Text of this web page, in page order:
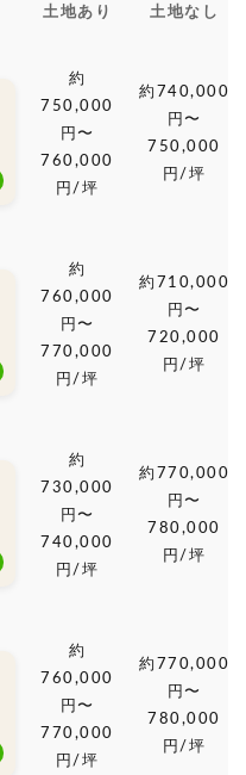
土地あり 土地なし
約
750,000
円〜
760,000
円/坪
約740,000
円〜
750,000
円/坪
約
760,000
円〜
770,000
円/坪
約710,000
円〜
720,000
円/坪
約
730,000
円〜
740,000
円/坪
約770,000
円〜
780,000
円/坪
約
760,000
円〜
770,000
円/坪
約770,000
円〜
780,000
円/坪